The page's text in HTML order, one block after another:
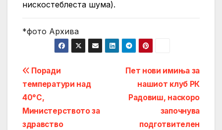
нискостеблеста шума).
*фото Архива
Post
navigation
Пет нови имиња за
нашиот клуб РК
Радовиш, наскоро
започнува
подготвителен
Поради
температури над
40°C,
Министерството за
здравство